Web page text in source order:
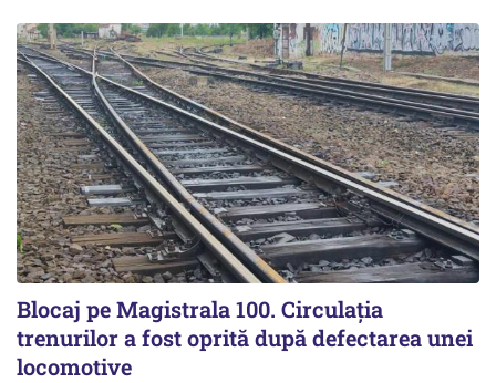
Blocaj pe Magistrala 100. Circulația
trenurilor a fost oprită după defectarea unei
locomotive